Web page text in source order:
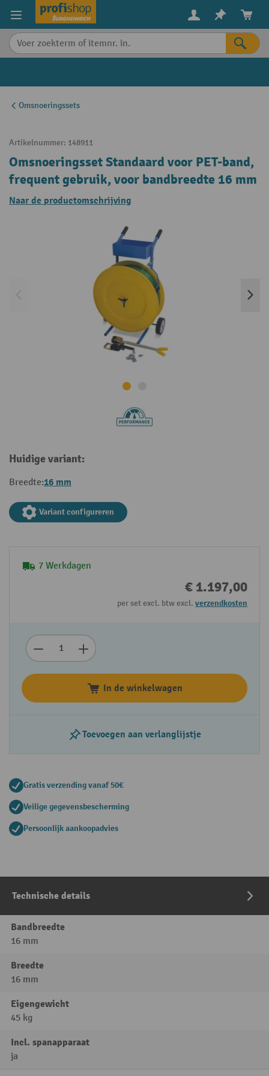
content
Omsnoeringssets
Artikelnummer: 148911
Omsnoeringsset Standaard voor PET-band,
frequent gebruik, voor bandbreedte 16 mm
Naar de productomschrijving
Huidige variant:
Breedte:16 mm
Variant configureren
7 Werkdagen
€ 1.197,00
per set excl. btw excl. verzendkosten
In de winkelwagen
Toevoegen aan verlanglijstje
Gratis verzending vanaf 50€
Veilige gegevensbescherming
Persoonlijk aankoopadvies
Technische details
Bandbreedte
16 mm
Breedte
16 mm
Eigengewicht
45 kg
Incl. spanapparaat
ja